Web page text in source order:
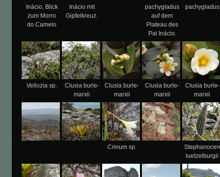
Inácio, Blick
zum Morro
do Camelo
Inácio mit
Gipfelkreuz.
pachygladus
auf dem
Plateau des
Pai Inácio.
pachygladus
Vellozia sp.
Clusia burle-
marxii
Clusia burle-
marxii
Clusia burle-
marxii
Clusia burle-
marxii
Crinum sp.
luetzelburgii